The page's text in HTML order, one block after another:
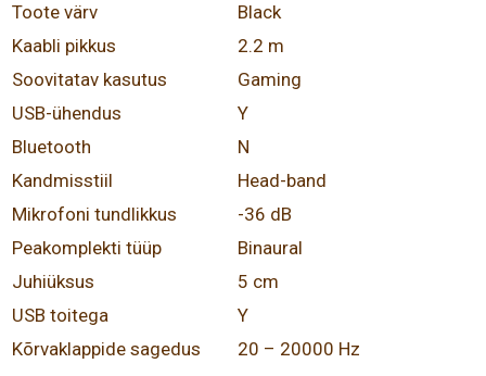
Toote värv
Black
Kaabli pikkus
2.2 m
Soovitatav kasutus
Gaming
USB-ühendus
Y
Bluetooth
N
Kandmisstiil
Head-band
Mikrofoni tundlikkus
-36 dB
Peakomplekti tüüp
Binaural
Juhiüksus
5 cm
USB toitega
Y
Kõrvaklappide sagedus
20 – 20000 Hz